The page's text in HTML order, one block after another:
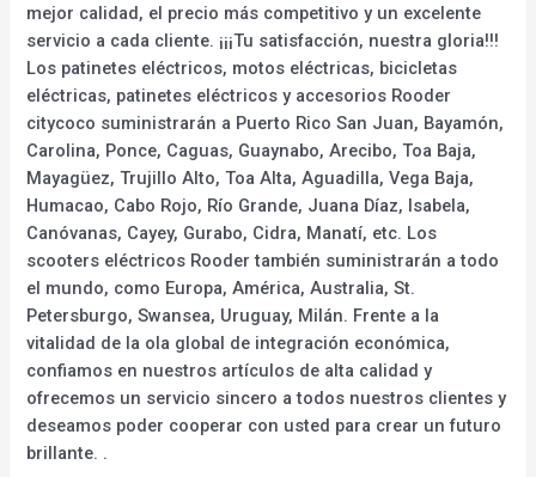
mejor calidad, el precio más competitivo y un excelente
servicio a cada cliente. ¡¡¡Tu satisfacción, nuestra gloria!!!
Los patinetes eléctricos, motos eléctricas, bicicletas
eléctricas, patinetes eléctricos y accesorios Rooder
citycoco suministrarán a Puerto Rico San Juan, Bayamón,
Carolina, Ponce, Caguas, Guaynabo, Arecibo, Toa Baja,
Mayagüez, Trujillo Alto, Toa Alta, Aguadilla, Vega Baja,
Humacao, Cabo Rojo, Río Grande, Juana Díaz, Isabela,
Canóvanas, Cayey, Gurabo, Cidra, Manatí, etc. Los
scooters eléctricos Rooder también suministrarán a todo
el mundo, como Europa, América, Australia, St.
Petersburgo, Swansea, Uruguay, Milán. Frente a la
vitalidad de la ola global de integración económica,
confiamos en nuestros artículos de alta calidad y
ofrecemos un servicio sincero a todos nuestros clientes y
deseamos poder cooperar con usted para crear un futuro
brillante. .